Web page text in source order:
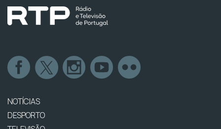
NOTÍCIAS
DESPORTO